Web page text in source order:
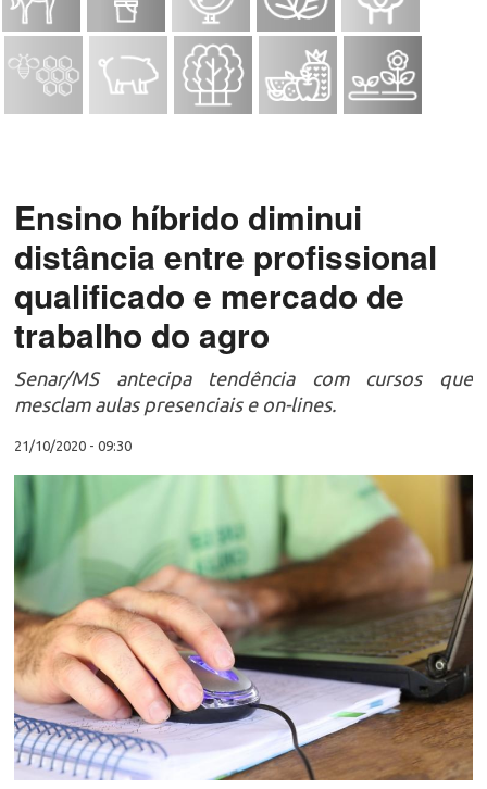
Ensino híbrido diminui
distância entre profissional
qualificado e mercado de
trabalho do agro
Senar/MS antecipa tendência com cursos que
mesclam aulas presenciais e on-lines.
21/10/2020 - 09:30